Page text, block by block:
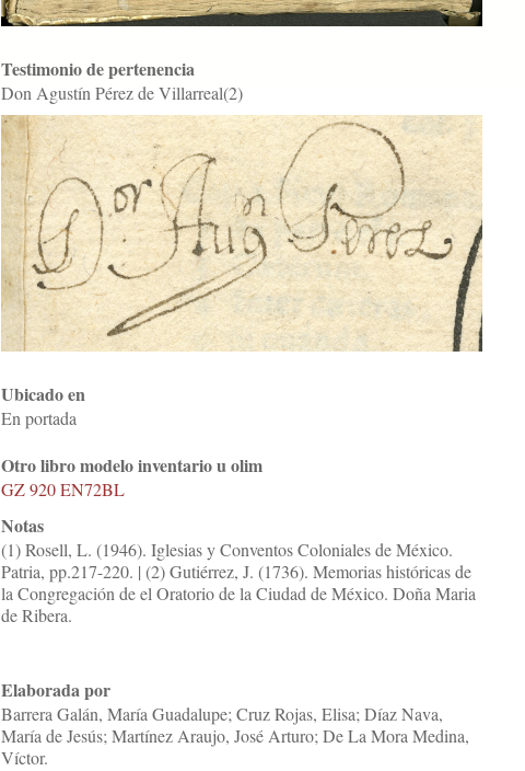
Testimonio de pertenencia
Don Agustín Pérez de Villarreal(2)
Ubicado en
En portada
Otro libro modelo inventario u olim
GZ 920 EN72BL
Notas
(1) Rosell, L. (1946). Iglesias y Conventos Coloniales de México.
Patria, pp.217-220. | (2) Gutiérrez, J. (1736). Memorias históricas de
la Congregación de el Oratorio de la Ciudad de México. Doña Maria
de Ribera.
Elaborada por
Barrera Galán, María Guadalupe; Cruz Rojas, Elisa; Díaz Nava,
María de Jesús; Martínez Araujo, José Arturo; De La Mora Medina,
Víctor.